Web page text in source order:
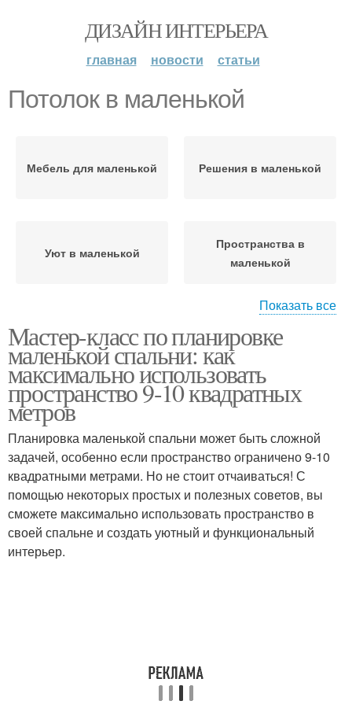
ДИЗАЙН ИНТЕРЬЕРА
главная новости статьи
Потолок в маленькой
Мебель для маленькой Решения в маленькой
Уют в маленькой
Пространства в
маленькой
Потолок в прихожей Натяжной потолок
Темный потолок
Потолки в узкой
прихожей
Потолок с подсветкой
Светящийся потолок
Показать все
Мастер-класс по планировке
маленькой спальни: как
максимально использовать
пространство 9-10 квадратных
метров
Планировка маленькой спальни может быть сложной
задачей, особенно если пространство ограничено 9-10
квадратными метрами. Но не стоит отчаиваться! С
помощью некоторых простых и полезных советов, вы
сможете максимально использовать пространство в
своей спальне и создать уютный и функциональный
интерьер.